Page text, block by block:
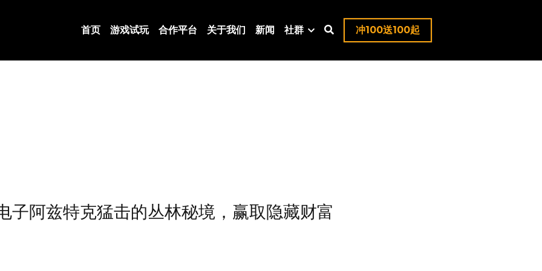
首页 游戏试玩 合作平台 关于我们 新闻 社群 冲100送100起
子阿兹特克猛击的丛林秘境，赢取隐藏财富